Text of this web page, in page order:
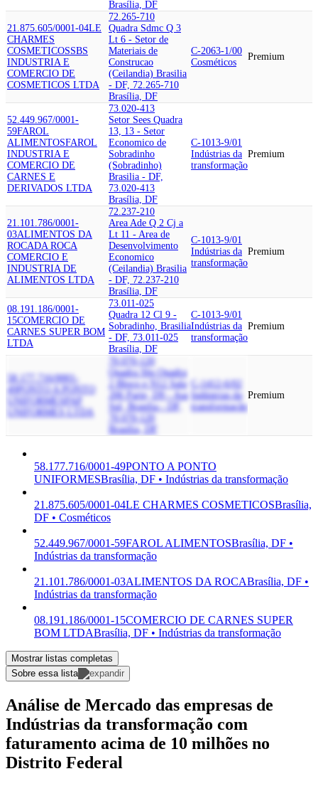
Brasília, DF
21.875.605/0001-04LE
CHARMES
COSMETICOSSBS
INDUSTRIA E
COMERCIO DE
COSMETICOS LTDA
72.265-710
Quadra Sdmc Q 3
Lt 6 - Setor de
Materiais de
Construcao
(Ceilandia) Brasilia
- DF, 72.265-710
Brasília, DF
C-2063-1/00
Cosméticos
Premium
52.449.967/0001-
59FAROL
ALIMENTOSFAROL
INDUSTRIA E
COMERCIO DE
CARNES E
DERIVADOS LTDA
73.020-413
Setor Sees Quadra
13, 13 - Setor
Economico de
Sobradinho
(Sobradinho)
Brasilia - DF,
73.020-413
Brasília, DF
C-1013-9/01
Indústrias da
transformação
Premium
21.101.786/0001-
03ALIMENTOS DA
ROCADA ROCA
COMERCIO E
INDUSTRIA DE
ALIMENTOS LTDA
72.237-210
Area Ade Q 2 Cj a
Lt 11 - Area de
Desenvolvimento
Economico
(Ceilandia) Brasilia
- DF, 72.237-210
Brasília, DF
C-1013-9/01
Indústrias da
transformação
Premium
08.191.186/0001-
15COMERCIO DE
CARNES SUPER BOM
LTDA
73.011-025
Quadra 12 Cl 9 -
Sobradinho, Brasilia
- DF, 73.011-025
Brasília, DF
C-1013-9/01
Indústrias da
transformação
Premium
58.177.716/0001-
49
PONTO A PONTO
UNIFORMES
PAP
UNIFORMES LTDA
70.070-120
Quadra Sbs Quadra
2 Bloco e N12 Sala
206 Parte, D9 - Asa
Sul, Brasilia - DF,
Brasília, DF
C-1412-6/02
Indústrias da
transformação
Premium
58.177.716/0001-49PONTO A PONTO
UNIFORMESBrasília, DF • Indústrias da transformação
21.875.605/0001-04LE CHARMES COSMETICOSBrasília,
DF • Cosméticos
52.449.967/0001-59FAROL ALIMENTOSBrasília, DF •
Indústrias da transformação
21.101.786/0001-03ALIMENTOS DA ROCABrasília, DF •
Indústrias da transformação
08.191.186/0001-15COMERCIO DE CARNES SUPER
BOM LTDABrasília, DF • Indústrias da transformação
Mostrar listas completas
Sobre essa lista
Análise de Mercado das empresas de
Indústrias da transformação com
faturamento acima de 10 milhões no
Distrito Federal